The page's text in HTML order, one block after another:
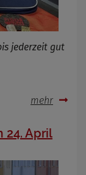
jederzeit gut
mehr
24. April